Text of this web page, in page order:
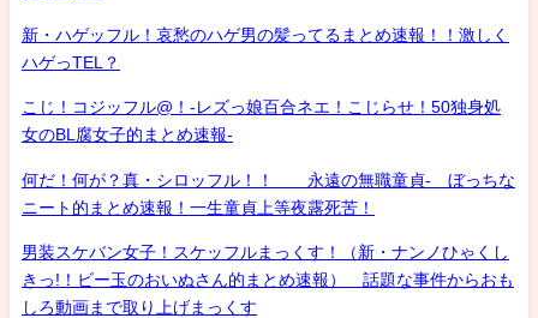
新・ハゲッフル！哀愁のハゲ男の髪ってるまとめ速報！！激しく
ハゲっTEL？
こじ！コジッフル@！-レズっ娘百合ネエ！こじらせ！50独身処
女のBL腐女子的まとめ速報-
何だ！何が？真・シロッフル！！ 永遠の無職童貞- ぼっちな
ニート的まとめ速報！一生童貞上等夜露死苦！
男装スケバン女子！スケッフルまっくす！（新・ナンノひゃくし
きっ!！ビー玉のおいぬさん的まとめ速報） 話題な事件からおも
しろ動画まで取り上げまっくす